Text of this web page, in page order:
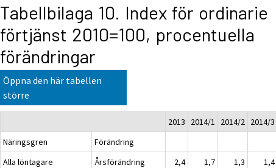
Tabellbilaga 10. Index för ordinarie
förtjänst 2010=100, procentuella
förändringar
Öppna den här tabellen
större
2013 2014/1 2014/2 2014/3
Näringsgren
Förändring
Alla löntagare
Årsförändring 2,4 1,7 1,3 1,4